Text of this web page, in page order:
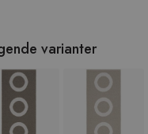
varianter